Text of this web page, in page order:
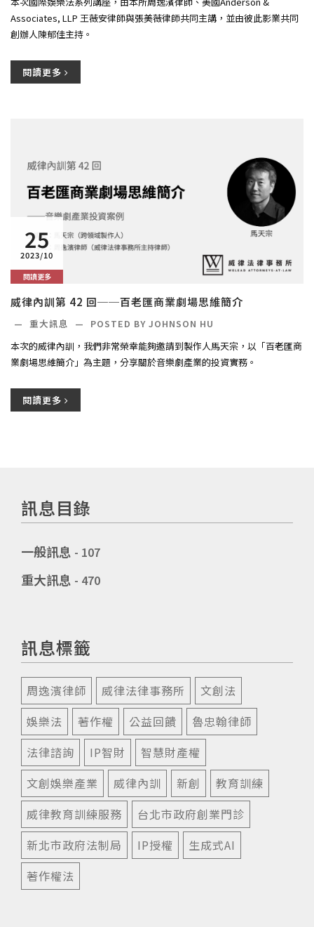
Associates, LLP 王薇安律師與張美薇律師共同主講，並由彼此影業共同
創辦人陳郁佳主持。
閱讀更多
25
2023/10
閱讀更多
威律內訓第 42 回──百老匯商業劇場思維簡介
— 重大訊息 —
POSTED BY JOHNSON HU
本次的威律內訓，我們非常榮幸能夠邀請到製作人馬天宗，以「百老匯商
業劇場思維簡介」為主題，分享關於音樂劇產業的投資實務。
閱讀更多
訊息目錄
一般訊息 - 107
重大訊息 - 470
訊息標籤
周逸濱律師 威律法律事務所
文創法
娛樂法
著作權 公益回饋
魯忠翰律師
法律諮詢
IP智財
智慧財產權
文創娛樂產業
威律內訓 新創
教育訓練
威律教育訓練服務
台北市政府創業門診
新北市政府法制局
IP授權
生成式AI
著作權法